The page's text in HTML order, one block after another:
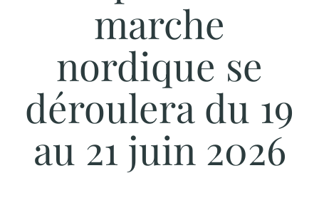
marche
nordique se
déroulera du 19
au 21 juin 2026